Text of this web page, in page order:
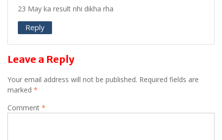
23 May ka result nhi dikha rha
Reply
Leave a Reply
Your email address will not be published. Required fields are
marked *
Comment *